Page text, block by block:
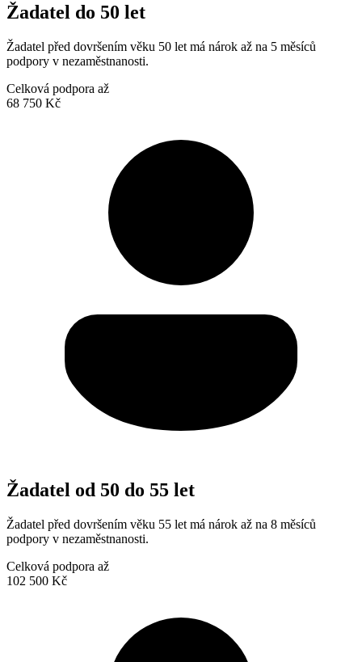
Žadatel do 50 let
Žadatel před dovršením věku 50 let má nárok až na 5 měsíců
podpory v nezaměstnanosti.
Celková podpora až
68 750 Kč
Žadatel od 50 do 55 let
Žadatel před dovršením věku 55 let má nárok až na 8 měsíců
podpory v nezaměstnanosti.
Celková podpora až
102 500 Kč